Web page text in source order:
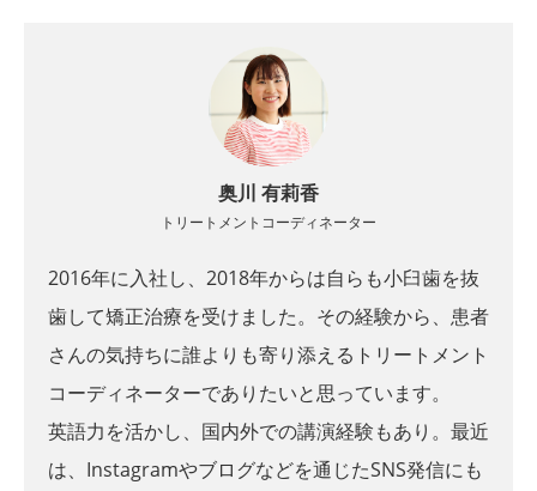
奥川 有莉香
トリートメントコーディネーター
2016年に入社し、2018年からは自らも小臼歯を抜
歯して矯正治療を受けました。その経験から、患者
さんの気持ちに誰よりも寄り添えるトリートメント
コーディネーターでありたいと思っています。
英語力を活かし、国内外での講演経験もあり。最近
は、Instagramやブログなどを通じたSNS発信にも